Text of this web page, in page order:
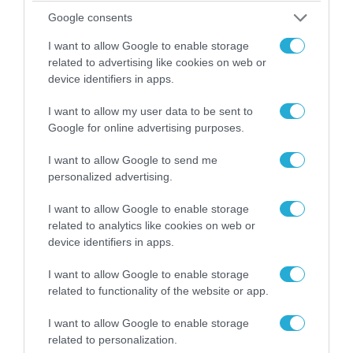
Google consents
I want to allow Google to enable storage
related to advertising like cookies on web or
device identifiers in apps.
I want to allow my user data to be sent to
Google for online advertising purposes.
I want to allow Google to send me
personalized advertising.
I want to allow Google to enable storage
related to analytics like cookies on web or
device identifiers in apps.
I want to allow Google to enable storage
related to functionality of the website or app.
I want to allow Google to enable storage
related to personalization.
04.08.2026 | 13:02
Η ανακοίνωση του Πανελλήνιου Σωματείου
Πυροσβεστών για την δημοσιογράφο του OPEN